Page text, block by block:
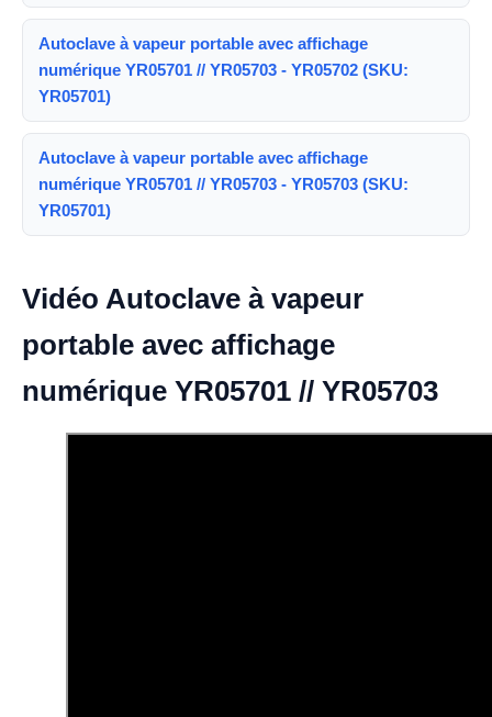
Autoclave à vapeur portable avec affichage
numérique YR05701 // YR05703 - YR05702 (SKU:
YR05701)
Autoclave à vapeur portable avec affichage
numérique YR05701 // YR05703 - YR05703 (SKU:
YR05701)
Vidéo Autoclave à vapeur
portable avec affichage
numérique YR05701 // YR05703